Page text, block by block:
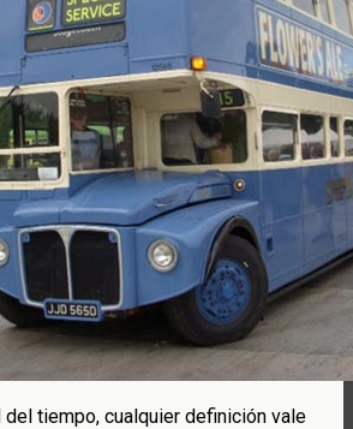
del tiempo, cualquier definición vale